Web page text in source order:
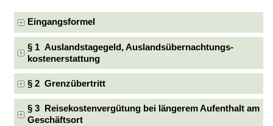
Eingangsformel
§ 1 Auslandstagegeld, Auslandsübernachtungs-
kostenerstattung
§ 2 Grenzübertritt
§ 3 Reisekostenvergütung bei längerem Aufenthalt am
Geschäftsort